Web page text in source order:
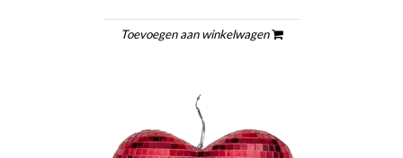
Toevoegen aan winkelwagen